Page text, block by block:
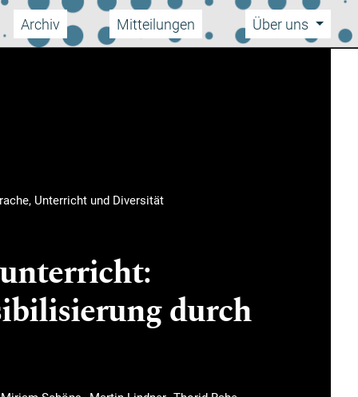
Archiv Mitteilungen Über uns
Unterricht und Diversität
durch